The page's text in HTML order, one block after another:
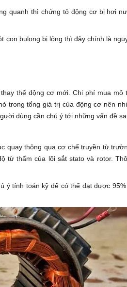
quanh thì chứng tỏ động cơ bị hơi
con bulong bị lỏng thì đây chính là
thế động cơ mới. Chi phí mua
trong tổng giá trị của động cơ nên
dùng cần chú ý tới những vấn đề
quay thông qua cơ chế truyền từ
từ thẩm của lõi sắt stato và rotor.
ý tính toán kỹ để có thể đạt được